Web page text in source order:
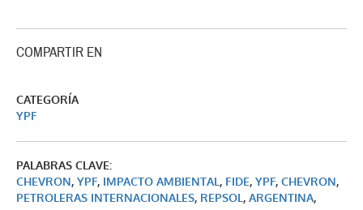
COMPARTIR EN
CATEGORÍA
YPF
PALABRAS CLAVE:
CHEVRON, YPF, IMPACTO AMBIENTAL, FIDE, YPF, CHEVRON,
PETROLERAS INTERNACIONALES, REPSOL, ARGENTINA,